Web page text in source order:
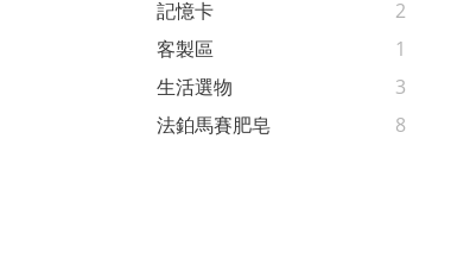
記憶卡
2
客製區
1
生活選物
3
法鉑馬賽肥皂
8